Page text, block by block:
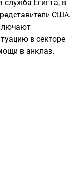
служба Египта, в
США.
в секторе
в анклав.